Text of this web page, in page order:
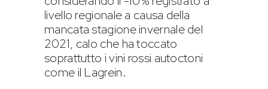
livello regionale a causa della
mancata stagione invernale del
2021, calo che ha toccato
soprattutto i vini rossi autoctoni
come il Lagrein.